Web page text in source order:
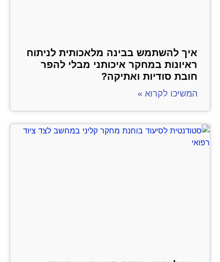
איך להשתמש בבינה מלאכותית לניתוח
ראיונות במחקר איכותני מבלי להפר
חובת סודיות ואתיקה?
המשיכו לקרוא »